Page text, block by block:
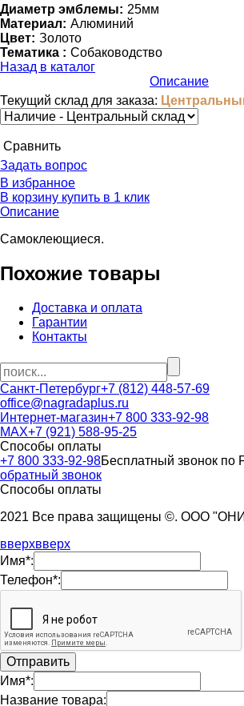
Диаметр эмблемы: 25мм
Материал: Алюминий
Цвет: Золото
Тематика : Собаководство
Назад в каталог
Описание
Текущий склад для заказа:
Cравнить
Задать вопрос
В избранное
В корзину купить в 1 клик
Описание
Самоклеющиеся.
Похожие товары
Доставка и оплата
Гарантии
Контакты
Санкт-Петербург+7 (812) 448-57-69
office@nagradaplus.ru
Интернет-магазин+7 800 333-92-98
MAX+7 (921) 588-95-25
Способы оплаты
+7 800 333-92-98Бесплатный звонок по
обратный звонок
Способы оплаты
2021 Все права защищены ©. ООО
вверхвверх
Имя*:
Телефон*:
Имя*:
Название товара: